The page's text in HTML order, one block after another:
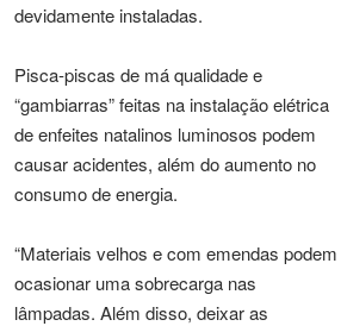
devidamente instaladas.
Pisca-piscas de má qualidade e
“gambiarras” feitas na instalação elétrica
de enfeites natalinos luminosos podem
causar acidentes, além do aumento no
consumo de energia.
“Materiais velhos e com emendas podem
ocasionar uma sobrecarga nas
lâmpadas. Além disso, deixar as